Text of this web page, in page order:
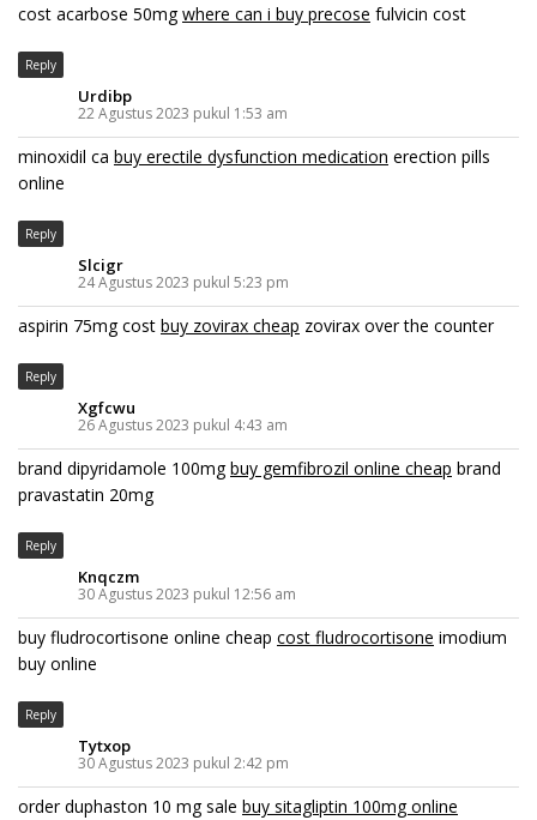
cost acarbose 50mgwhere can i buy precose fulvicin cost
Reply
Urdibp
22 Agustus 2023 pukul 1:53 am
minoxidil ca buy erectile dysfunction medication erection pills
online
Reply
Slcigr
24 Agustus 2023 pukul 5:23 pm
aspirin 75mg cost buy zovirax cheap zovirax over the counter
Reply
Xgfcwu
26 Agustus 2023 pukul 4:43 am
brand dipyridamole 100mgbuy gemfibrozil online cheap brand
pravastatin 20mg
Reply
Knqczm
30 Agustus 2023 pukul 12:56 am
buy fludrocortisone online cheap cost fludrocortisone imodium
buy online
Reply
Tytxop
30 Agustus 2023 pukul 2:42 pm
order duphaston 10 mg sale buy sitagliptin 100mg online